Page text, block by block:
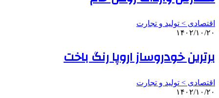
اقتصادی > تولید و تجارت
۱۴۰۲/۱۰/۲۰
برترین خودروساز اروپا رنگ باخت
اقتصادی > تولید و تجارت
۱۴۰۲/۱۰/۲۰